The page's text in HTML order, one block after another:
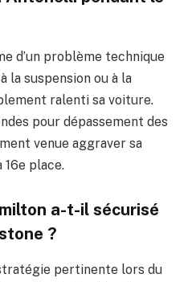
d’un problème technique
la suspension ou à la
ralenti sa voiture.
pour dépassement des
venue aggraver sa
place.
a-t-il sécurisé
?
pertinente lors du